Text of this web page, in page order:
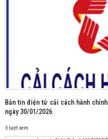
Bản tin điện tử cải cách hành
ngày 30/01/2026
3 lượt xem